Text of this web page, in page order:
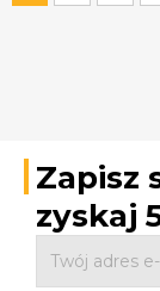
Zapisz
zyskaj